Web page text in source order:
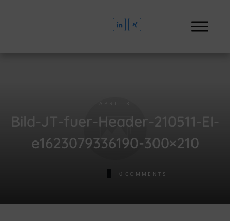
Bild-JT-fuer-Header-210511-EI-
e1623079336190-300×210
0 COMMENTS